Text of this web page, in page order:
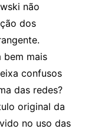
não
dos
bem mais
confusos
das redes?
original da
no uso das